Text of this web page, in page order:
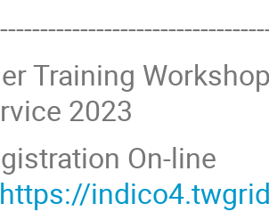
Training
2023
On-line
https://